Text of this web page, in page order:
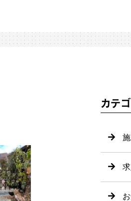
カテ